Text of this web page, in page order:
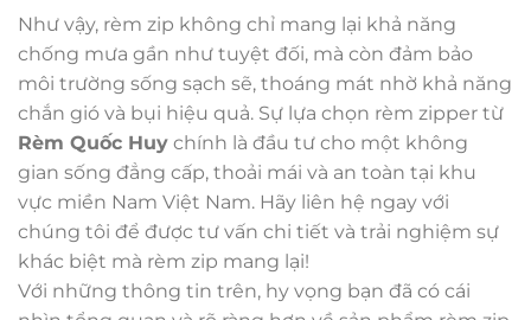
Như vậy, rèm zip không chỉ mang lại khả năng
chống mưa gần như tuyệt đối, mà còn đảm bảo
môi trường sống sạch sẽ, thoáng mát nhờ khả năng
chắn gió và bụi hiệu quả. Sự lựa chọn rèm zipper từ
Rèm Quốc Huy chính là đầu tư cho một không
gian sống đẳng cấp, thoải mái và an toàn tại khu
vực miền Nam Việt Nam. Hãy liên hệ ngay với
chúng tôi để được tư vấn chi tiết và trải nghiệm sự
khác biệt mà rèm zip mang lại!
Với những thông tin trên, hy vọng bạn đã có cái